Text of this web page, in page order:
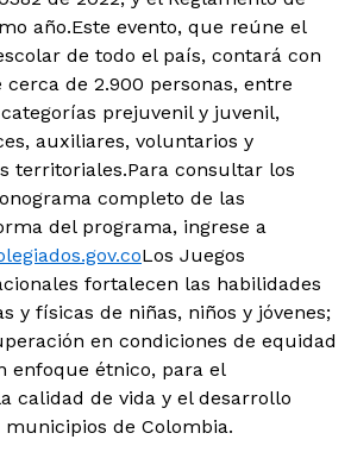
año.Este evento, que reúne el
de todo el país, contará con
de 2.900 personas, entre
prejuvenil y juvenil,
auxiliares, voluntarios y
territoriales.Para consultar los
completo de las
del programa, ingrese a
Los Juegos
fortalecen las habilidades
y físicas de niñas, niños y jóvenes;
en condiciones de equidad
enfoque étnico, para el
calidad de vida y el desarrollo
de Colombia.